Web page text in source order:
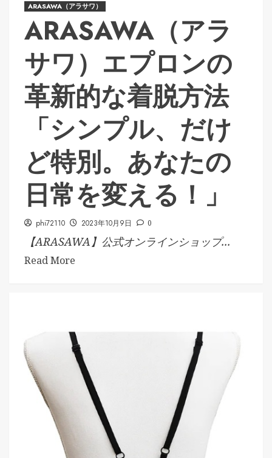
ARASAWA（アラサワ）
ARASAWA（アラ
サワ）エプロンの
革新的な着脱方法
「シンプル、だけ
ど特別。あなたの
日常を変える！」
phi72110 2023年10月9日 0
【ARASAWA】公式オンラインショップ...
Read More